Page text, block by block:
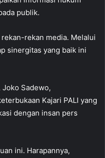
publik.
rekan media. Melalui
sinergitas yang baik ini
Joko Sadewo,
Kajari PALI yang
dengan insan pers
ini. Harapannya,